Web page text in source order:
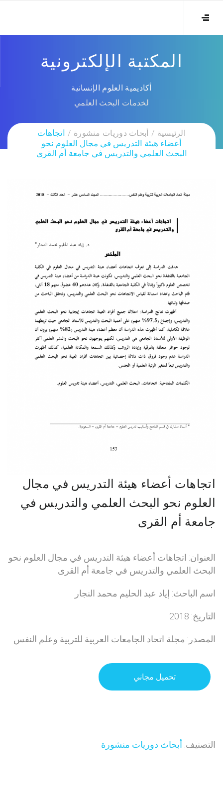
المكتبة الإلكترونية
أكاديمية العلوم الإنسانية
لخدمات البحث العلمي
الرئيسية أبحاث دوريات منشورة
اتجاهات
أعضاء هيئة التدريس في مجال العلوم نحو
البحث العلمي والتدريس في جامعة أم القرى
اتجاهات أعضاء هيئة التدريس في مجال
العلوم نحو البحث العلمي والتدريس في
جامعة أم القرى
العنوان: اتجاهات أعضاء هيئة التدريس في مجال العلوم نحو
البحث العلمي والتدريس في جامعة أم القرى
اسم الباحث: إياد عبد الحليم محمد النجار
التاريخ: 2018
المصدر: مجلة اتحاد الجامعات العربية للتربية وعلم النفس
تحميل مجاني
التصنيف: أبحاث دوريات منشورة